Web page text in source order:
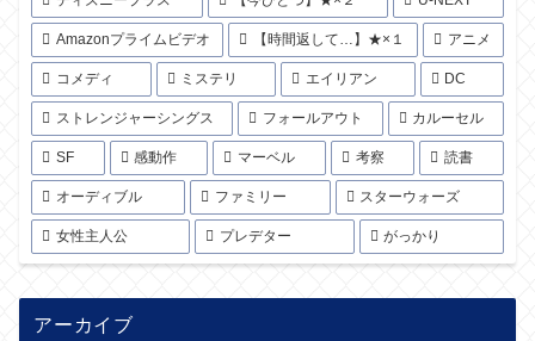
Amazonプライムビデオ 【時間返して…】★×１ アニメ
コメディ ミステリ エイリアン DC
ストレンジャーシングス フォールアウト カルーセル
SF 感動作 マーベル 考察 読書
オーディブル ファミリー スターウォーズ
女性主人公 プレデター がっかり
アーカイブ